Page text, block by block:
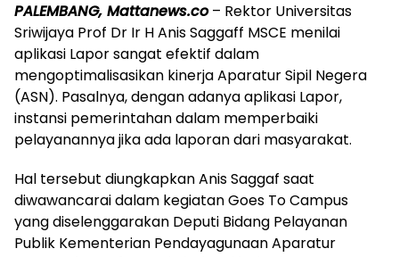
PALEMBANG, Mattanews.co– Rektor Universitas
Sriwijaya Prof Dr Ir H Anis Saggaff MSCE menilai
aplikasi Lapor sangat efektif dalam
mengoptimalisasikan kinerja Aparatur Sipil Negera
(ASN). Pasalnya, dengan adanya aplikasi Lapor,
instansi pemerintahan dalam memperbaiki
pelayanannya jika ada laporan dari masyarakat.
Hal tersebut diungkapkan Anis Saggaf saat
diwawancarai dalam kegiatan Goes To Campus
yang diselenggarakan Deputi Bidang Pelayanan
Publik Kementerian Pendayagunaan Aparatur